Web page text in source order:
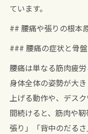
ています。
## 腰痛や張りの根本
### 腰痛の症状と骨
腰痛は単なる筋肉疲
身体全体の姿勢が大
上げる動作や、デス
間続けると、筋肉や
張り」「背中のだる